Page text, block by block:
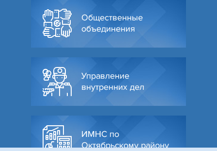
Общественные
объединения
Управление
внутренних дел
ИМНС по
Октябрьскому району